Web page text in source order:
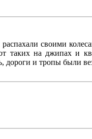
своими
таких на джипах и
дороги и тропы были